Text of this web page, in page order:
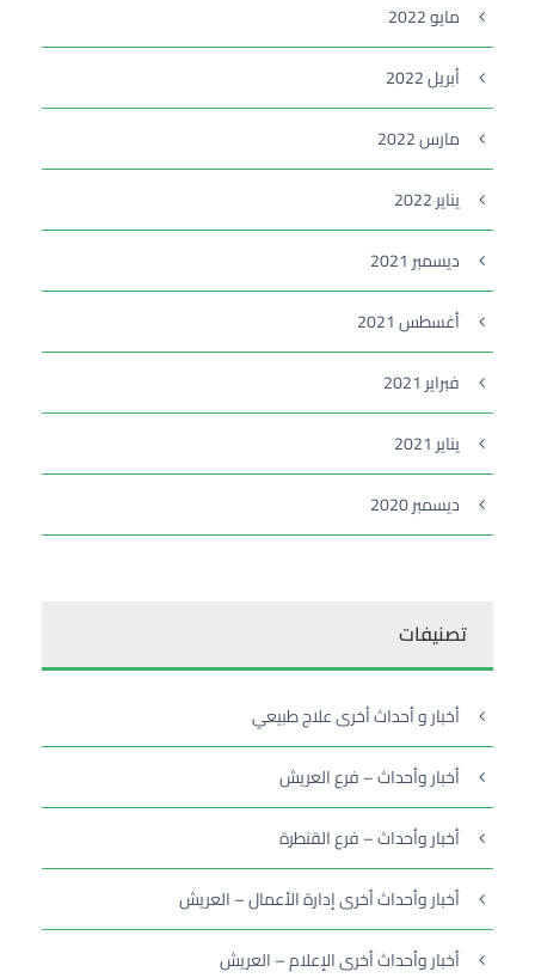
مايو 2022
أبريل 2022
مارس 2022
يناير 2022
ديسمبر 2021
أغسطس 2021
فبراير 2021
يناير 2021
ديسمبر 2020
تصنيفات
أخبار و أحداث أخرى علاج طبيعي
أخبار وأحداث – فرع العريش
أخبار وأحداث – فرع القنطرة
أخبار وأحداث أخرى إدارة الأعمال – العريش
أخبار وأحداث أخرى الإعلام – العريش